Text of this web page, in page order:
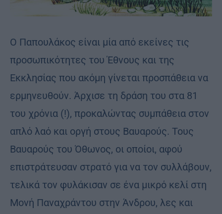
O Παπουλάκος είναι μία από εκείνες τις
προσωπικότητες του Έθνους και της
Εκκλησίας που ακόμη γίνεται προσπάθεια να
ερμηνευθούν. Άρχισε τη δράση του στα 81
του χρόνια (!), προκαλώντας συμπάθεια στον
απλό λαό και οργή στους Βαυαρούς. Τους
Βαυαρούς του Όθωνος, οι οποίοι, αφού
επιστράτευσαν στρατό για να τον συλλάβουν,
τελικά τον φυλάκισαν σε ένα μικρό κελί στη
Μονή Παναχράντου στην Άνδρου, λες και